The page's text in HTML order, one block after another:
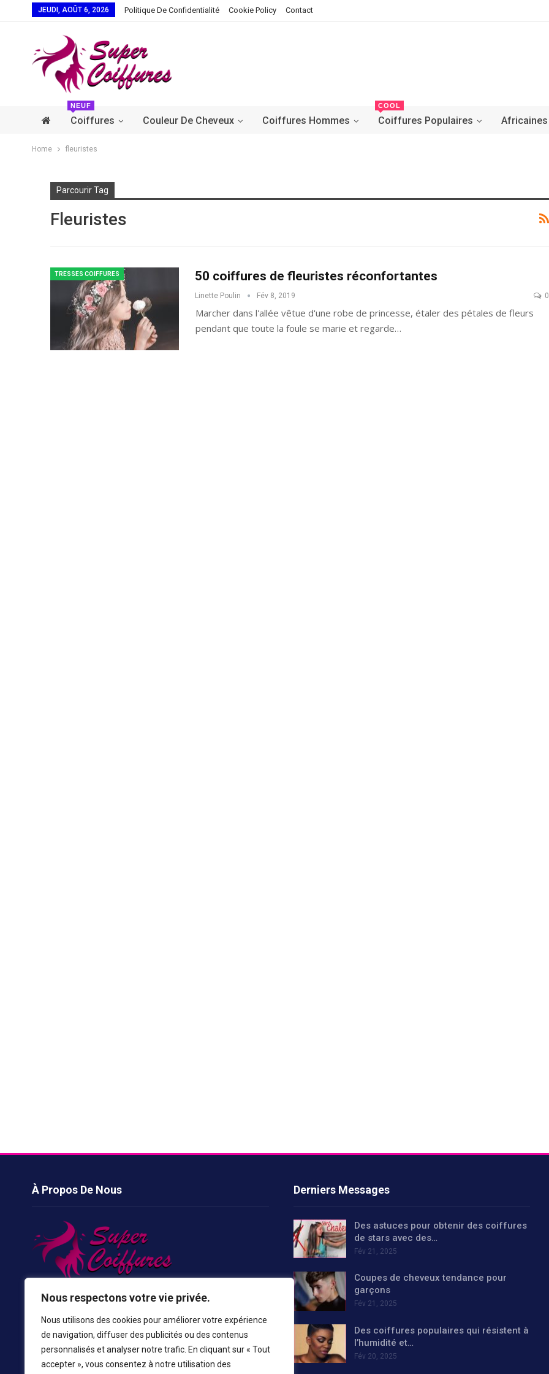
Nous respectons votre vie privée.
Nous utilisons des cookies pour améliorer votre expérience
de navigation, diffuser des publicités ou des contenus
personnalisés et analyser notre trafic. En cliquant sur « Tout
accepter », vous consentez à notre utilisation des
JEUDI, AOÛT 6, 2026 Politique De Confidentialité Cookie Policy Contact
Coiffures
NEUF
Couleur De Cheveux Coiffures Hommes Coiffures Populaires
COOL
Africaines
Home fleuristes
Parcourir Tag
Fleuristes
TRESSES COIFFURES 50 coiffures de fleuristes réconfortantes
Linette Poulin Fév 8, 2019 0
Marcher dans l'allée vêtue d'une robe de princesse, étaler des pétales de fleurs
pendant que toute la foule se marie et regarde…
40 Idées De Cheveux Bleu Ombre
66 Pixie Cuts Pour Cheveux Épais /
À Propos De Nous
Les coupes de cheveux sont quelque chose qui va nous
rendre plus beau, de sorte que toutes les personnes du
monde prennent des inspirations plus stylées et plus
chaudes de notre site.
Derniers Messages
Des astuces pour obtenir des coiffures
de stars avec des…
Fév 21, 2025
Coupes de cheveux tendance pour
garçons
Fév 21, 2025
Des coiffures populaires qui résistent à
l’humidité et…
Fév 20, 2025